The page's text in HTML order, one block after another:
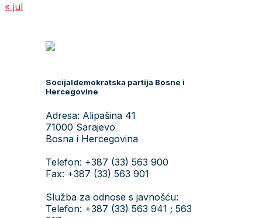
« jul
Socijaldemokratska partija Bosne i
Hercegovine
Adresa: Alipašina 41
71000 Sarajevo
Bosna i Hercegovina
Telefon: +387 (33) 563 900
Fax: +387 (33) 563 901
Služba za odnose s javnošću:
Telefon: +387 (33) 563 941 ; 563